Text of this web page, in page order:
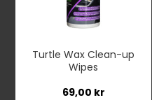
Turtle Wax Clean-up
Wipes
69,00 kr